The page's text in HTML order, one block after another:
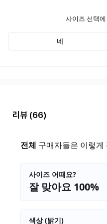
리뷰 (66)